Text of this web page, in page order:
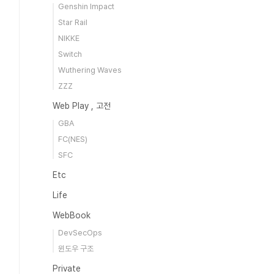
Genshin Impact
Star Rail
NIKKE
Switch
Wuthering Waves
ZZZ
Web Play , 고전
GBA
FC(NES)
SFC
Etc
Life
WebBook
DevSecOps
윈도우 구조
Private